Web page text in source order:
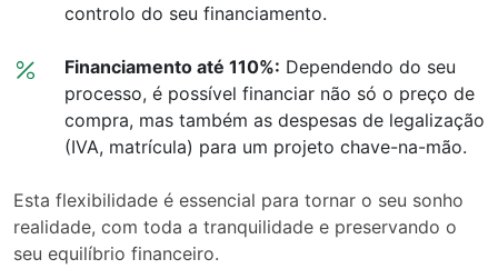
controlo do seu financiamento.
Financiamento até 110%: Dependendo do seu
processo, é possível financiar não só o preço de
compra, mas também as despesas de legalização
(IVA, matrícula) para um projeto chave-na-mão.
Esta flexibilidade é essencial para tornar o seu sonho
realidade, com toda a tranquilidade e preservando o
seu equilíbrio financeiro.